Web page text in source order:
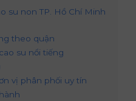
su non TP. Hồ Chí Minh
theo quận
su nổi tiếng
vị phân phối uy tín